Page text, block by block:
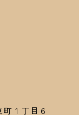
１丁目６